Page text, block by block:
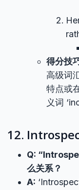
得分技
高级词
特点或
义词
12.
Q:
么关系？
A: